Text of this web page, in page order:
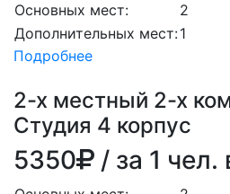
Основных мест:
2
Дополнительных мест:1
Подробнее
2-х местный 2-х
Студия 4 корпус
5350 / за 1 чел.